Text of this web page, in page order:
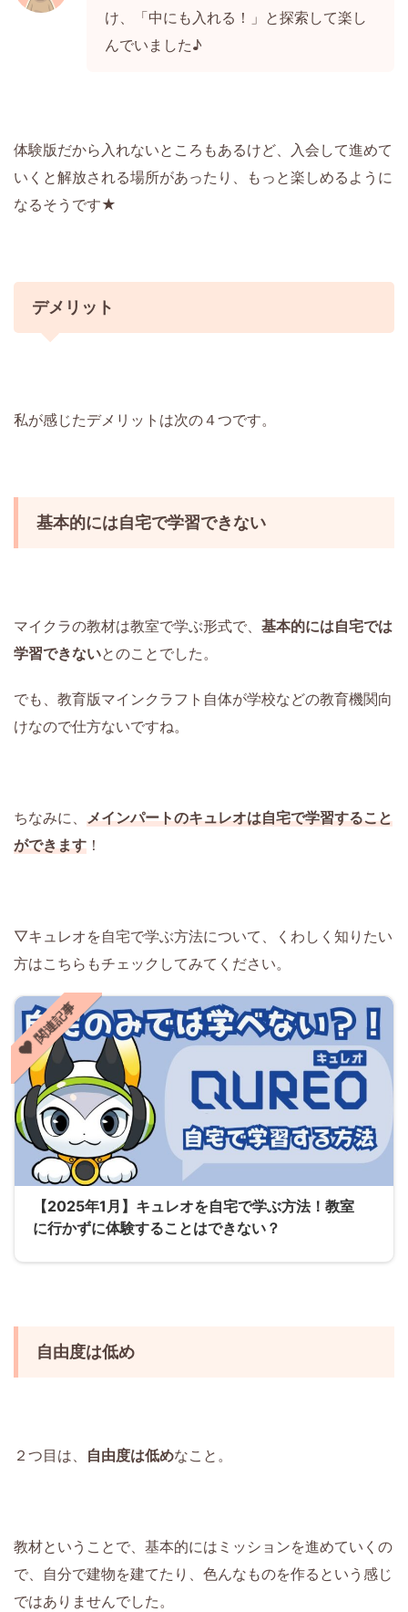
け、「中にも入れる！」と探索して楽し
んでいました♪
体験版だから入れないところもあるけど、入会して進めて
いくと解放される場所があったり、もっと楽しめるように
なるそうです★
デメリット
私が感じたデメリットは次の４つです。
基本的には自宅で学習できない
マイクラの教材は教室で学ぶ形式で、 基本的には自宅では
学習できないとのことでした。
でも、教育版マインクラフト自体が学校などの教育機関向
けなので仕方ないですね。
ちなみに、 メインパートのキュレオは自宅で学習すること
ができます ！
▽キュレオを自宅で学ぶ方法について、くわしく知りたい
方はこちらもチェックしてみてください。
関連記事
【2025年1月】キュレオを自宅で学ぶ方法！教室
に行かずに体験することはできない？
自由度は低め
２つ目は、 自由度は低めなこと。
教材ということで、基本的にはミッションを進めていくの
で、自分で建物を建てたり、色んなものを作るという感じ
ではありませんでした。